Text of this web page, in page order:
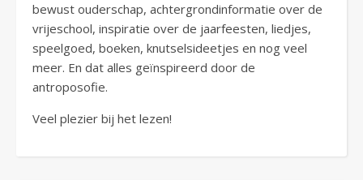
bewust ouderschap, achtergrondinformatie over de
vrijeschool, inspiratie over de jaarfeesten, liedjes,
speelgoed, boeken, knutselsideetjes en nog veel
meer. En dat alles geïnspireerd door de
antroposofie.
Veel plezier bij het lezen!